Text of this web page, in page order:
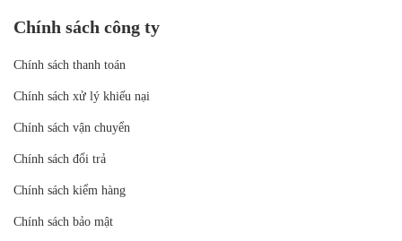
Chính sách công ty
Chính sách thanh toán
Chính sách xử lý khiếu nại
Chính sách vận chuyển
Chính sách đổi trả
Chính sách kiểm hàng
Chính sách bảo mật